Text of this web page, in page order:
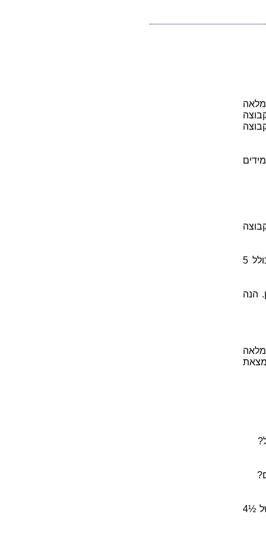
ומתוכם בוחרים קבוצה חלקית של 18 תלמידים
הקבוצה
דוגמה נוספת, אם בבניין מתגוררים 50 דיירים ומתוכם נבחר וועד-בית הכולל 5
הנה
הקבוצה החלקית אינה חייבת להיות מספר שלם. למשל, מהו חלקן היחסי של ½4